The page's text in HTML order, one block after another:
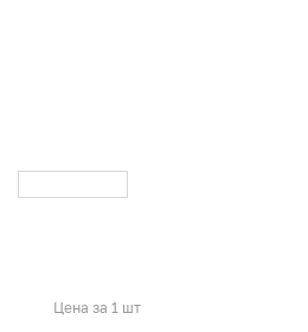
Цена за 1 шт